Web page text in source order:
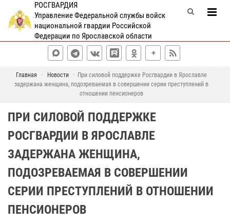
РОСГВАРДИЯ
Управление Федеральной службы войск
национальной гвардии Российской
Федерации по Ярославской области
Главная Новости
При силовой поддержке Росгвардии в Ярославле
задержана женщина, подозреваемая в совершении серии преступлений в
отношении пенсионеров
ПРИ СИЛОВОЙ ПОДДЕРЖКЕ
РОСГВАРДИИ В ЯРОСЛАВЛЕ
ЗАДЕРЖАНА ЖЕНЩИНА,
ПОДОЗРЕВАЕМАЯ В СОВЕРШЕНИИ
СЕРИИ ПРЕСТУПЛЕНИЙ В ОТНОШЕНИИ
ПЕНСИОНЕРОВ